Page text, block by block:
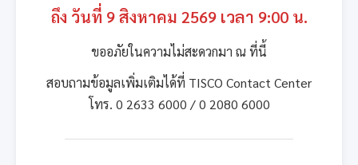
ถึง วันที่ 9 สิงหาคม 2569 เวลา 9:00 น.
ขออภัยในความไม่สะดวกมา ณ ที่นี้
สอบถามข้อมูลเพิ่มเติมได้ที่ TISCO Contact Center
โทร. 0 2633 6000 / 0 2080 6000